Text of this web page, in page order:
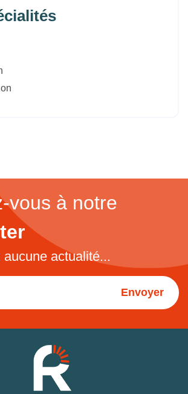
vous à notre
actualité...
Envoyer